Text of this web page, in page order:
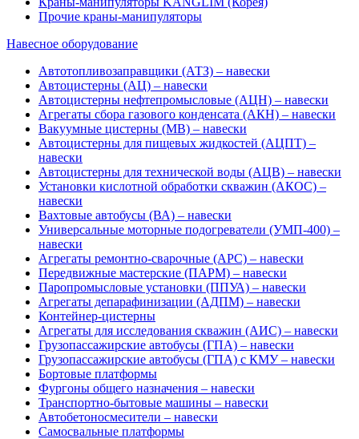
Прочие краны-манипуляторы
Навесное оборудование
Автотопливозаправщики (АТЗ) – навески
Автоцистерны (АЦ) – навески
Автоцистерны нефтепромысловые (АЦН) – навески
Агрегаты сбора газового конденсата (АКН) – навески
Вакуумные цистерны (МВ) – навески
Автоцистерны для пищевых жидкостей (АЦПТ) –
навески
Автоцистерны для технической воды (АЦВ) – навески
Установки кислотной обработки скважин (АКОС) –
навески
Вахтовые автобусы (ВА) – навески
Универсальные моторные подогреватели (УМП-400) –
навески
Агрегаты ремонтно-сварочные (АРС) – навески
Передвижные мастерские (ПАРМ) – навески
Паропромысловые установки (ППУА) – навески
Агрегаты депарафинизации (АДПМ) – навески
Контейнер-цистерны
Агрегаты для исследования скважин (АИС) – навески
Грузопассажирские автобусы (ГПА) – навески
Грузопассажирские автобусы (ГПА) с КМУ – навески
Бортовые платформы
Фургоны общего назначения – навески
Транспортно-бытовые машины – навески
Автобетоносмесители – навески
Самосвальные платформы